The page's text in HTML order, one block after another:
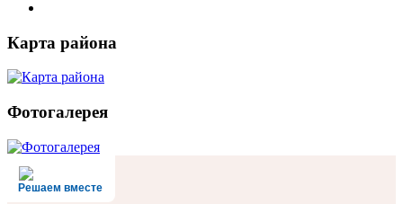
Карта района
Фотогалерея
Решаем вместе